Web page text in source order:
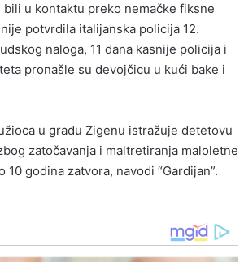
u kontaktu preko nemačke fiksne
potvrdila italijanska policija 12.
naloga, 11 dana kasnije policija i
pronašle su devojčicu u kući bake i
u gradu Zigenu istražuje detetovu
zatočavanja i maltretiranja maloletne
godina zatvora, navodi “Gardijan”.